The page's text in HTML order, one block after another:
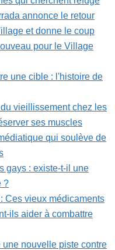
annonce le retour
et donne le coup
pour le Village
une cible : l'histoire de
vieillissement chez les
ses muscles
qui soulève de
gays : existe-t-il une
?
Ces vieux médicaments
ils aider à combattre
nouvelle piste contre